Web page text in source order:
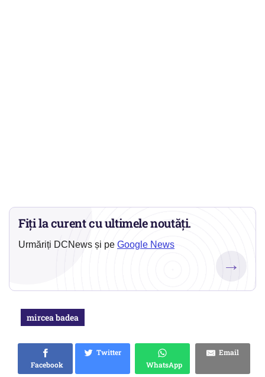
Fiți la curent cu ultimele noutăți.
Urmăriți DCNews și pe Google News
→
mircea badea
Facebook
Twitter
WhatsApp
Email